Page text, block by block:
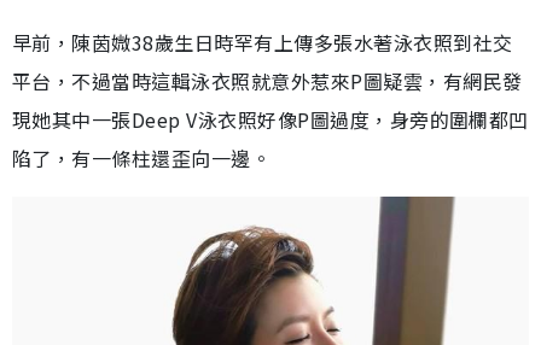
早前，陳茵媺38歲生日時罕有上傳多張水著泳衣照到社交
平台，不過當時這輯泳衣照就意外惹來P圖疑雲，有網民發
現她其中一張Deep V泳衣照好像P圖過度，身旁的圍欄都凹
陷了，有一條柱還歪向一邊。